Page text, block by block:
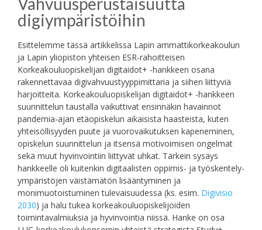
digiympäristöihin
Esittelemme tässä artikkelissa Lapin ammattikorkeakoulun
ja Lapin yliopiston yhteisen ESR-rahoitteisen
Korkeakouluopiskelijan digitaidot+ -hankkeen osana
rakennettavaa digivahvuustyyppimittaria ja siihen liittyviä
harjoitteita. Korkeakouluopiskelijan digitaidot+ -hankkeen
suunnittelun taustalla vaikuttivat ensinnäkin havainnot
pandemia-ajan etäopiskelun aikaisista haasteista, kuten
yhteisöllisyyden puute ja vuorovaikutuksen kapeneminen,
opiskelun suunnittelun ja itsensä motivoimisen ongelmat
sekä muut hyvinvointiin liittyvät uhkat. Tärkein sysäys
hankkeelle oli kuitenkin digitaalisten oppimis- ja työskentely-
ympäristöjen väistämätön lisääntyminen ja
monimuotoistuminen tulevaisuudessa (ks. esim. Digivisio
2030) ja halu tukea korkeakouluopiskelijoiden
toimintavalmiuksia ja hyvinvointia niissä. Hanke on osa